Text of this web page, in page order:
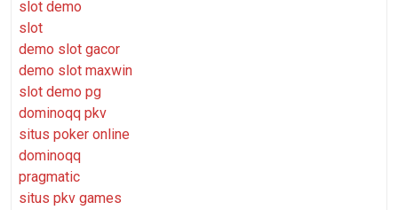
slot demo
slot
demo slot gacor
demo slot maxwin
slot demo pg
dominoqq pkv
situs poker online
dominoqq
pragmatic
situs pkv games